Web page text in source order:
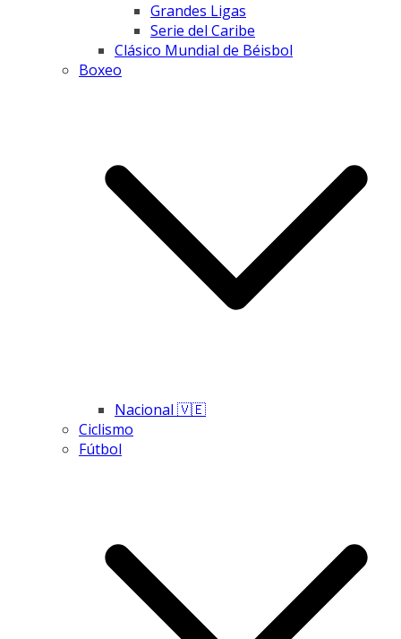
Grandes Ligas
Serie del Caribe
Clásico Mundial de Béisbol
Boxeo
Nacional 🇻🇪
Ciclismo
Fútbol